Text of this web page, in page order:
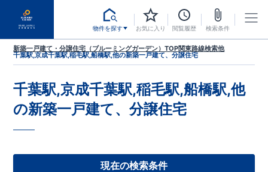
物件を探す お気に入り 閲覧履歴 検索条件
新築一戸建て・分譲住宅（ブルーミングガーデン）TOP関東路線検索他
千葉駅,京成千葉駅,稲毛駅,船橋駅,他の新築一戸建て、分譲住宅
千葉駅,京成千葉駅,稲毛駅,船橋駅,他
の新築一戸建て、分譲住宅
現在の検索条件